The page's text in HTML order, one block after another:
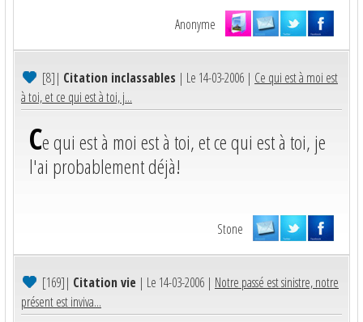
Anonyme
[8]| Citation inclassables | Le 14-03-2006 | Ce qui est à moi est
à toi, et ce qui est à toi, j...
Ce qui est à moi est à toi, et ce qui est à toi, je
l'ai probablement déjà!
Stone
[169]| Citation vie | Le 14-03-2006 | Notre passé est sinistre, notre
présent est inviva...